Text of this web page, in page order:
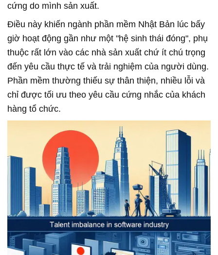
cứng do mình sản xuất.
Điều này khiến ngành phần mềm Nhật Bản lúc bấy
giờ hoạt động gần như một "hệ sinh thái đóng", phụ
thuộc rất lớn vào các nhà sản xuất chứ ít chú trọng
đến yêu cầu thực tế và trải nghiệm của người dùng.
Phần mềm thường thiếu sự thân thiện, nhiều lỗi và
chỉ được tối ưu theo yêu cầu cứng nhắc của khách
hàng tổ chức.